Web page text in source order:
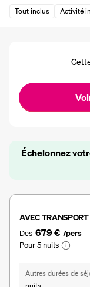
Tout inclus
Activité
Échelonnez
AVEC TRANSPORT
Dès 679 € /pers
Pour 5 nuits
Autres durées de